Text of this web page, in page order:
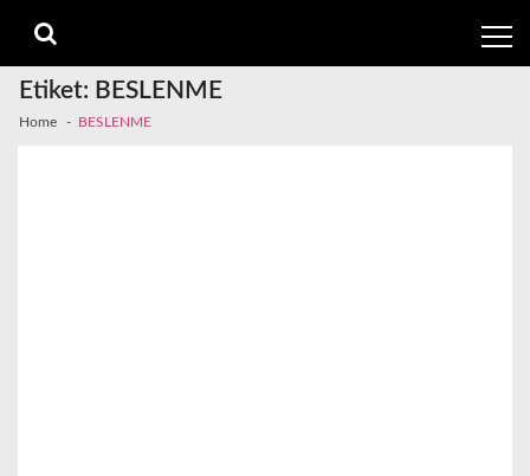
navigation
content
Etiket: BESLENME
Home BESLENME